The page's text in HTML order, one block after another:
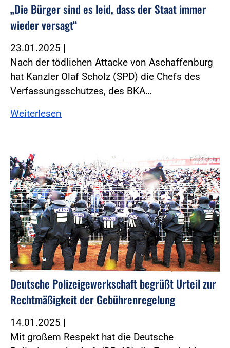
„Die Bürger sind es leid, dass der Staat immer
wieder versagt“
23.01.2025 |
Nach der tödlichen Attacke von Aschaffenburg
hat Kanzler Olaf Scholz (SPD) die Chefs des
Verfassungsschutzes, des BKA…
Weiterlesen
Foto:Fotolia
Deutsche Polizeigewerkschaft begrüßt Urteil zur
Rechtmäßigkeit der Gebührenregelung
14.01.2025 |
Mit großem Respekt hat die Deutsche